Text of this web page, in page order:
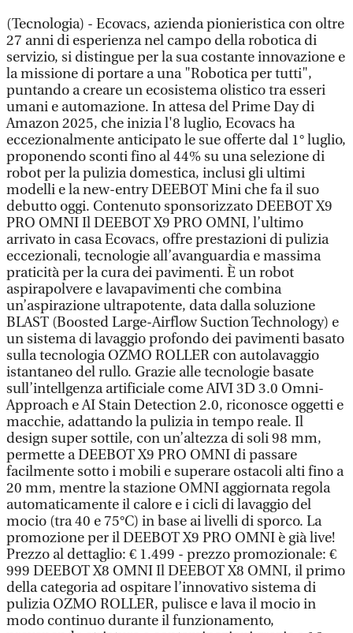
(Tecnologia) - Ecovacs, azienda pionieristica con oltre
27 anni di esperienza nel campo della robotica di
servizio, si distingue per la sua costante innovazione e
la missione di portare a una "Robotica per tutti",
puntando a creare un ecosistema olistico tra esseri
umani e automazione. In attesa del Prime Day di
Amazon 2025, che inizia l'8 luglio, Ecovacs ha
eccezionalmente anticipato le sue offerte dal 1° luglio,
proponendo sconti fino al 44% su una selezione di
robot per la pulizia domestica, inclusi gli ultimi
modelli e la new-entry DEEBOT Mini che fa il suo
debutto oggi. Contenuto sponsorizzato DEEBOT X9
PRO OMNI Il DEEBOT X9 PRO OMNI, l’ultimo
arrivato in casa Ecovacs, offre prestazioni di pulizia
eccezionali, tecnologie all’avanguardia e massima
praticità per la cura dei pavimenti. È un robot
aspirapolvere e lavapavimenti che combina
un’aspirazione ultrapotente, data dalla soluzione
BLAST (Boosted Large-Airflow Suction Technology) e
un sistema di lavaggio profondo dei pavimenti basato
sulla tecnologia OZMO ROLLER con autolavaggio
istantaneo del rullo. Grazie alle tecnologie basate
sull’intellgenza artificiale come AIVI 3D 3.0 Omni-
Approach e AI Stain Detection 2.0, riconosce oggetti e
macchie, adattando la pulizia in tempo reale. Il
design super sottile, con un’altezza di soli 98 mm,
permette a DEEBOT X9 PRO OMNI di passare
facilmente sotto i mobili e superare ostacoli alti fino a
20 mm, mentre la stazione OMNI aggiornata regola
automaticamente il calore e i cicli di lavaggio del
mocio (tra 40 e 75°C) in base ai livelli di sporco. La
promozione per il DEEBOT X9 PRO OMNI è già live!
Prezzo al dettaglio: € 1.499 - prezzo promozionale: €
999 DEEBOT X8 OMNI Il DEEBOT X8 OMNI, il primo
della categoria ad ospitare l’innovativo sistema di
pulizia OZMO ROLLER, pulisce e lava il mocio in
modo continuo durante il funzionamento,